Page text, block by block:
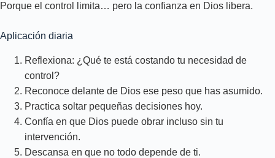
Porque el control limita… pero la confianza en Dios libera.
Aplicación diaria
Reflexiona: ¿Qué te está costando tu necesidad de
control?
Reconoce delante de Dios ese peso que has asumido.
Practica soltar pequeñas decisiones hoy.
Confía en que Dios puede obrar incluso sin tu
intervención.
Descansa en que no todo depende de ti.